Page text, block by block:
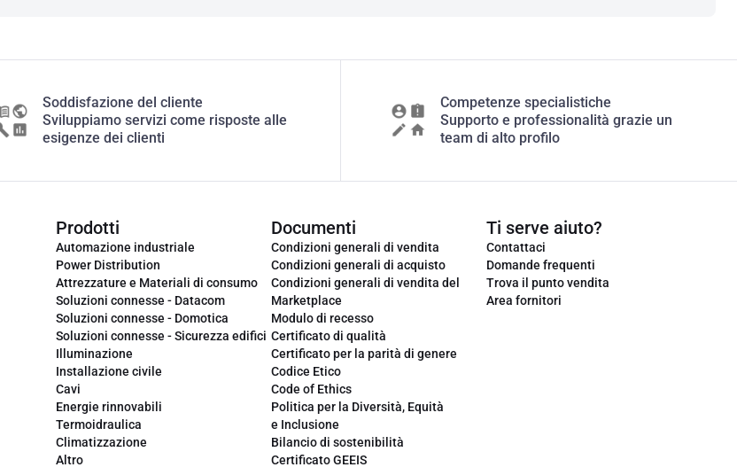
Soddisfazione del cliente
Sviluppiamo servizi come risposte alle
esigenze dei clienti
Competenze specialistiche
Supporto e professionalità grazie un
team di alto profilo
Prodotti
Automazione industriale
Power Distribution
Attrezzature e Materiali di consumo
Soluzioni connesse - Datacom
Soluzioni connesse - Domotica
Soluzioni connesse - Sicurezza edifici
Illuminazione
Installazione civile
Cavi
Energie rinnovabili
Termoidraulica
Climatizzazione
Altro
Documenti
Condizioni generali di vendita
Condizioni generali di acquisto
Condizioni generali di vendita del
Marketplace
Modulo di recesso
Certificato di qualità
Certificato per la parità di genere
Codice Etico
Code of Ethics
Politica per la Diversità, Equità
e Inclusione
Bilancio di sostenibilità
Certificato GEEIS
Ti serve aiuto?
Contattaci
Domande frequenti
Trova il punto vendita
Area fornitori